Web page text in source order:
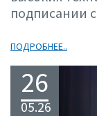
подписании
ПОДРОБНЕЕ..
26
05.26